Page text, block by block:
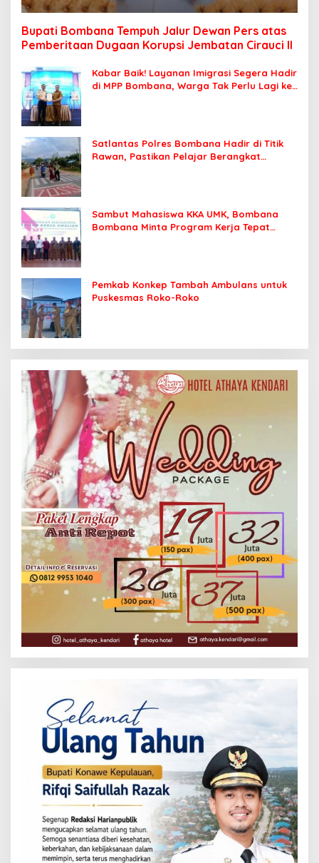
Bupati Bombana Tempuh Jalur Dewan Pers atas
Pemberitaan Dugaan Korupsi Jembatan Cirauci II
Kabar Baik! Layanan Imigrasi Segera Hadir
di MPP Bombana, Warga Tak Perlu Lagi ke
Satlantas Polres Bombana Hadir di Titik
Rawan, Pastikan Pelajar Berangkat
Sambut Mahasiswa KKA UMK, Bombana
Bombana Minta Program Kerja Tepat
Pemkab Konkep Tambah Ambulans untuk
Puskesmas Roko-Roko